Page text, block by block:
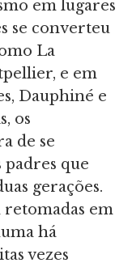
em lugares
se converteu
La
e em
Dauphiné e
os
de se
que
gerações.
retomadas em
há
vezes